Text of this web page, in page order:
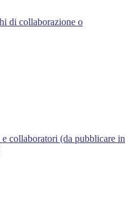
di collaborazione o
collaboratori (da pubblicare in